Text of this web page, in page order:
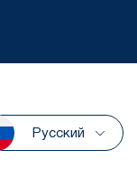
Русский